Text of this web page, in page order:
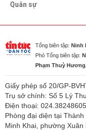
Quân sự
Tổng biên tập: Ninh
Phó Tổng biên tập:
Phạm Thuỳ
Giấy phép số 20/GP-
Trụ sở chính: Số 5 Lý
Điện thoại:
Phòng đại diện tại
Minh Khai, phường